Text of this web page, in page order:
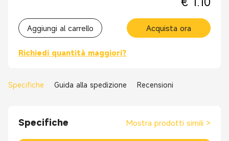
Aggiungi al carrello Acquista ora
Richiedi quantità maggiori?
Specifiche Guida alla spedizione Recensioni
Specifiche Mostra prodotti simili >